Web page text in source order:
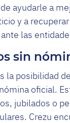
ayudarle a
y a
las
sin
la posibilidad
oficial.
jubilados o
Crezu